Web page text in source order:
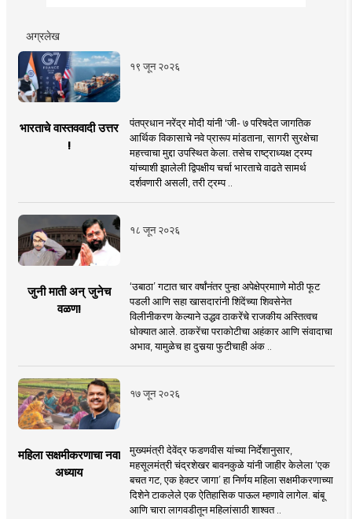
अग्रलेख
१९ जून २०२६
भारताचे वास्तववादी उत्तर
!
पंतप्रधान नरेंद्र मोदी यांनी 'जी- ७ परिषदेत जागतिक
आर्थिक विकासाचे नवे प्रारूप मांडताना, सागरी सुरक्षेचा
महत्त्वाचा मुद्दा उपस्थित केला. तसेच राष्ट्राध्यक्ष ट्रम्प
यांच्याशी झालेली द्विपक्षीय चर्चा भारताचे वाढते सामर्थ
दर्शवणारी असली, तरी ट्रम्प ..
१८ जून २०२६
जुनी माती अन् जुनेच
वळण!
‘उबाठा’ गटात चार वर्षांनंतर पुन्हा अपेक्षेप्रमााणे मोठी फूट
पडली आणि सहा खासदारांनी शिंदेंच्या शिवसेनेत
विलीनीकरण केल्याने उद्धव ठाकरेंचे राजकीय अस्तित्वच
धोक्यात आले. ठाकरेंचा पराकोटीचा अहंकार आणि संवादाचा
अभाव, यामुळेच हा दुसर्‍या फुटीचाही अंक ..
१७ जून २०२६
महिला सक्षमीकरणाचा नवा
अध्याय
मुख्यमंत्री देवेंद्र फडणवीस यांच्या निर्देशानुसार,
महसूलमंत्री चंद्रशेखर बावनकुळे यांनी जाहीर केलेला ‘एक
बचत गट, एक हेक्टर जागा’ हा निर्णय महिला सक्षमीकरणाच्या
दिशेने टाकलेले एक ऐतिहासिक पाऊल म्हणावे लागेल. बांबू
आणि चारा लागवडीतून महिलांसाठी शाश्वत ..